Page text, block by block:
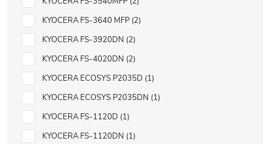
KYOCERA FS-3640 MFP 2
KYOCERA FS-3920DN 2
KYOCERA FS-4020DN 2
KYOCERA ECOSYS P2035D 1
KYOCERA ECOSYS P2035DN 1
KYOCERA FS-1120D 1
KYOCERA FS-1120DN 1